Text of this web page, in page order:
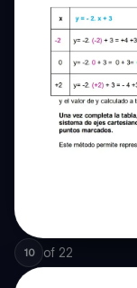
10 of 22